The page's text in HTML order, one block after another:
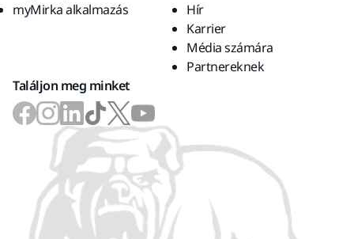
myMirka alkalmazás
Hír
Karrier
Média számára
Partnereknek
Találjon meg minket